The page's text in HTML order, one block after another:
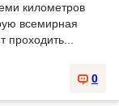
километров
всемирная
0